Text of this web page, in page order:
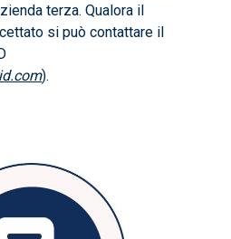
terza. Qualora il
si può contattare il
).